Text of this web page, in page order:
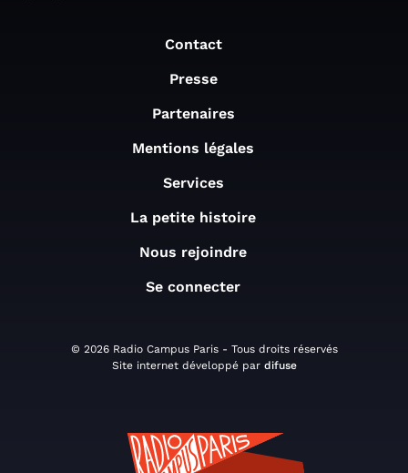
Contact
Presse
Partenaires
Mentions légales
Services
La petite histoire
Nous rejoindre
Se connecter
© 2026 Radio Campus Paris - Tous droits réservés
Site internet développé par difuse